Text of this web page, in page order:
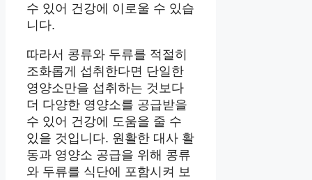
수 있어 건강에 이로울 수 있습
니다.
따라서 콩류와 두류를 적절히
조화롭게 섭취한다면 단일한
영양소만을 섭취하는 것보다
더 다양한 영양소를 공급받을
수 있어 건강에 도움을 줄 수
있을 것입니다. 원활한 대사 활
동과 영양소 공급을 위해 콩류
와 두류를 식단에 포함시켜 보